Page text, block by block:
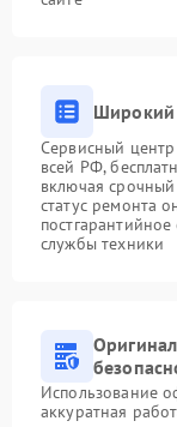
Широкий
Сервисный центр
всей РФ,
включая
статус ремонта
службы техники
Использование
аккуратная